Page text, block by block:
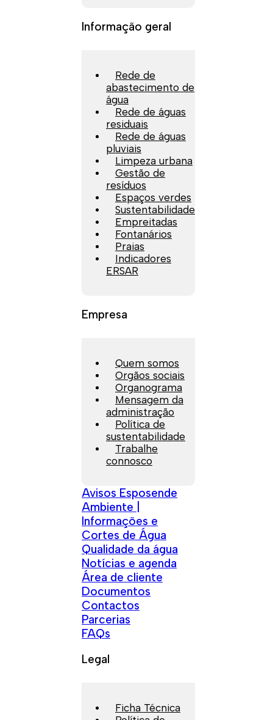
Informação geral
Rede de
abastecimento de
água
Rede de águas
residuais
Rede de águas
pluviais
Limpeza urbana
Gestão de
resíduos
Espaços verdes
Sustentabilidade
Empreitadas
Fontanários
Praias
Indicadores
ERSAR
Empresa
Quem somos
Orgãos sociais
Organograma
Mensagem da
administração
Política de
sustentabilidade
Trabalhe
connosco
Avisos Esposende
Ambiente |
Informações e
Cortes de Água
Qualidade da água
Notícias e agenda
Área de cliente
Documentos
Contactos
Parcerias
FAQs
Legal
Ficha Técnica